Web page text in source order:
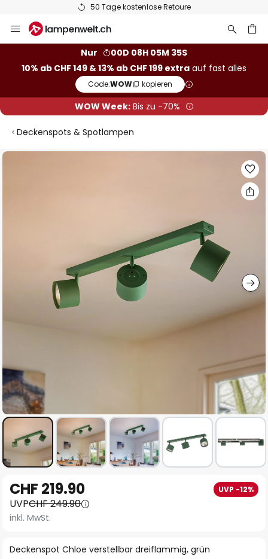
50 Tage kostenlose Retoure
Inhalt
Nur
00D 08H 05M 34S
10% ab CHF 149 & 13% ab CHF 199 extra auf fast alles
Code:WOW kopieren
WOW Week:Bis zu -70%
Deckenspots & Spotlampen
Zum
Anfang
der
Bildgalerie
Deckenspot Chloe verstellbar dreiflammig, grün
CHF 219.90 UVP -12%
UVPCHF 249.90
inkl. MwSt.